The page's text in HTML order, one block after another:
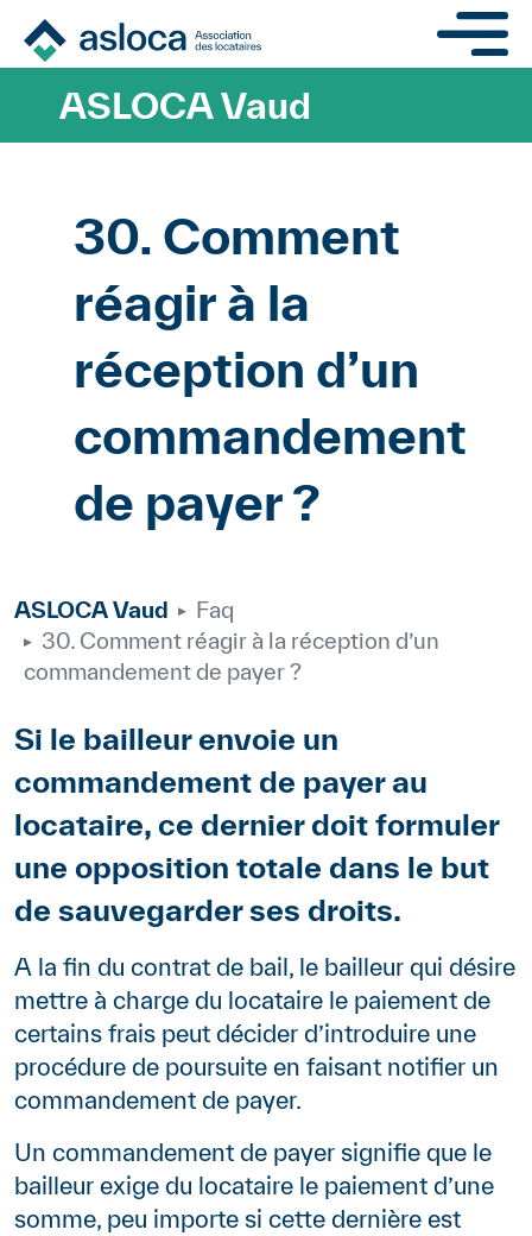
Aller au contenu
ASLOCA Vaud
30. Comment
réagir à la
réception d’un
commandement
de payer ?
ASLOCA Vaud
Faq
30. Comment réagir à la réception d’un
commandement de payer ?
Body
Si le bailleur envoie un
commandement de payer au
locataire, ce dernier doit formuler
une opposition totale dans le but
de sauvegarder ses droits.
Paragraphes
Contenu
A la fin du contrat de bail, le bailleur qui désire
mettre à charge du locataire le paiement de
certains frais peut décider d’introduire une
procédure de poursuite en faisant notifier un
commandement de payer.
Un commandement de payer signifie que le
bailleur exige du locataire le paiement d’une
somme, peu importe si cette dernière est